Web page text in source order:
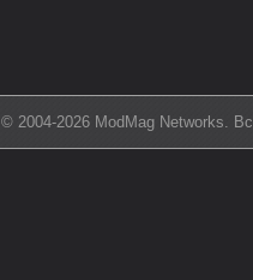
© 2004-2026 ModMag Networks.